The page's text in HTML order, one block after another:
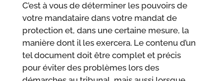
C’est à vous de déterminer les pouvoirs de
votre mandataire dans votre mandat de
protection et, dans une certaine mesure, la
manière dont il les exercera. Le contenu d’un
tel document doit être complet et précis
pour éviter des problèmes lors des